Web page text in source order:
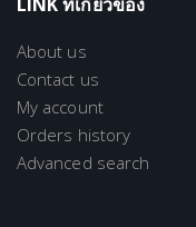
About us
Contact us
My account
Orders history
Advanced search